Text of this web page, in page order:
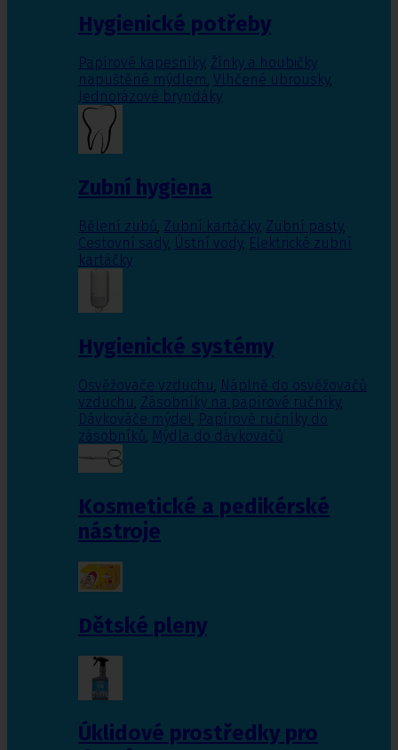
Hygienické potřeby
Papírové kapesníky, Žínky a houbičky
napuštěné mýdlem, Vlhčené ubrousky,
Jednorázové bryndáky
Zubní hygiena
Bělení zubů, Zubní kartáčky, Zubní pasty,
Cestovní sady, Ústní vody, Elektrické zubní
kartáčky
Hygienické systémy
Osvěžovače vzduchu, Náplně do osvěžovačů
vzduchu, Zásobníky na papírové ručníky,
Dávkováče mýdel, Papírové ručníky do
zásobníků, Mýdla do dávkovačů
Kosmetické a pedikérské
nástroje
Dětské pleny
Úklidové prostředky pro